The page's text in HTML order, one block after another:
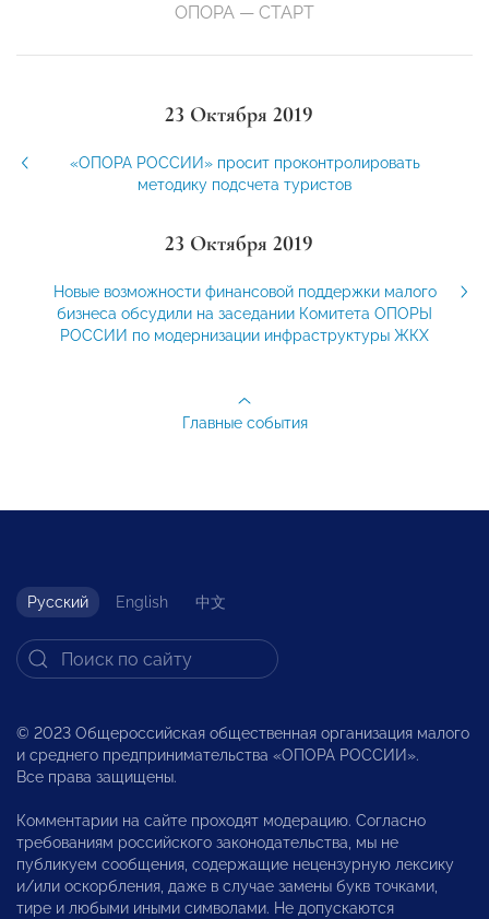
ОПОРА — СТАРТ
23 Октября 2019
«ОПОРА РОССИИ» просит проконтролировать
методику подсчета туристов
23 Октября 2019
Новые возможности финансовой поддержки малого
бизнеса обсудили на заседании Комитета ОПОРЫ
РОССИИ по модернизации инфраструктуры ЖКХ
Главные события
Русский English 中文
© 2023 Общероссийская общественная организация малого
и среднего предпринимательства «ОПОРА РОССИИ».
Все права защищены.
Комментарии на сайте проходят модерацию. Согласно
требованиям российского законодательства, мы не
публикуем сообщения, содержащие нецензурную лексику
и/или оскорбления, даже в случае замены букв точками,
тире и любыми иными символами. Не допускаются